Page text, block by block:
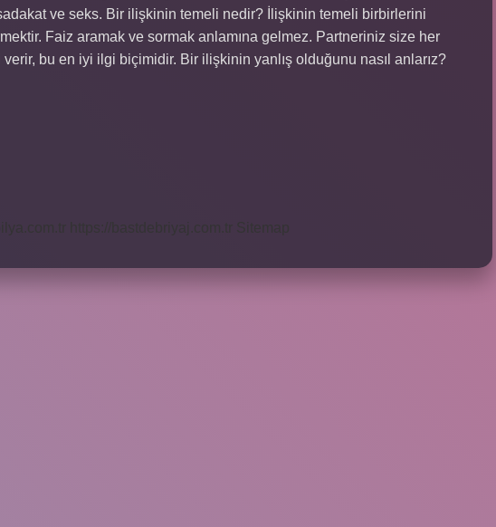
ve seks. Bir ilişkinin temeli nedir? İlişkinin temeli birbirlerini
Faiz aramak ve sormak anlamına gelmez. Partneriniz size her
bu en iyi ilgi biçimidir. Bir ilişkinin yanlış olduğunu nasıl anlarız?